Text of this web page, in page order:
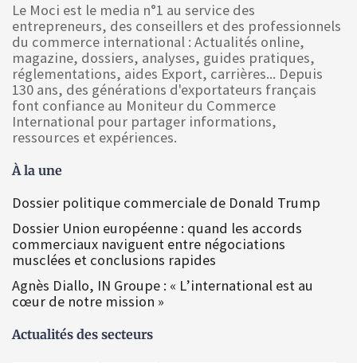
Le Moci est le media n°1 au service des
entrepreneurs, des conseillers et des professionnels
du commerce international : Actualités online,
magazine, dossiers, analyses, guides pratiques,
réglementations, aides Export, carrières... Depuis
130 ans, des générations d'exportateurs français
font confiance au Moniteur du Commerce
International pour partager informations,
ressources et expériences.
À la une
Dossier politique commerciale de Donald Trump
Dossier Union européenne : quand les accords
commerciaux naviguent entre négociations
musclées et conclusions rapides
Agnès Diallo, IN Groupe : « L’international est au
cœur de notre mission »
Actualités des secteurs